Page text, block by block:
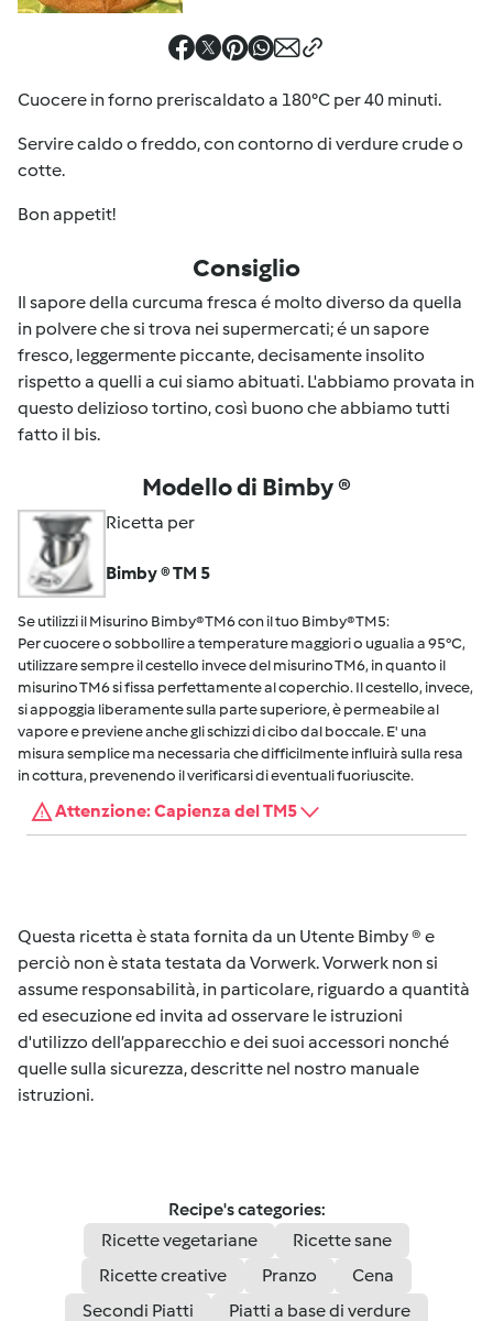
Cuocere in forno preriscaldato a 180°C per 40 minuti.
Servire caldo o freddo, con contorno di verdure crude o
cotte.
Bon appetit!
Consiglio
Il sapore della curcuma fresca é molto diverso da quella
in polvere che si trova nei supermercati; é un sapore
fresco, leggermente piccante, decisamente insolito
rispetto a quelli a cui siamo abituati. L'abbiamo provata in
questo delizioso tortino, così buono che abbiamo tutti
fatto il bis.
Modello di Bimby ®
Ricetta per
Bimby ® TM 5
Se utilizzi il Misurino Bimby® TM6 con il tuo Bimby® TM5:
Per cuocere o sobbollire a temperature maggiori o ugualia a 95°C,
utilizzare sempre il cestello invece del misurino TM6, in quanto il
misurino TM6 si fissa perfettamente al coperchio. Il cestello, invece,
si appoggia liberamente sulla parte superiore, è permeabile al
vapore e previene anche gli schizzi di cibo dal boccale. E' una
misura semplice ma necessaria che difficilmente influirà sulla resa
in cottura, prevenendo il verificarsi di eventuali fuoriuscite.
Attenzione: Capienza del TM5
Questa ricetta è stata fornita da un Utente Bimby ® e
perciò non è stata testata da Vorwerk. Vorwerk non si
assume responsabilità, in particolare, riguardo a quantità
ed esecuzione ed invita ad osservare le istruzioni
d'utilizzo dell’apparecchio e dei suoi accessori nonché
quelle sulla sicurezza, descritte nel nostro manuale
istruzioni.
Recipe's categories:
Ricette vegetariane
Ricette sane
Ricette creative
Pranzo
Cena
Secondi Piatti
Piatti a base di verdure